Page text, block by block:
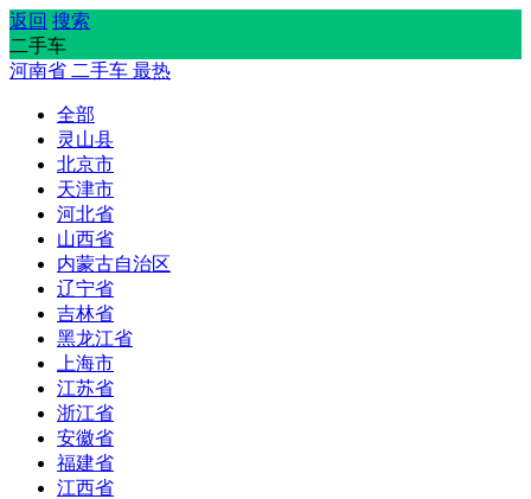
返回 搜索
二手车
河南省 二手车 最热
全部
灵山县
北京市
天津市
河北省
山西省
内蒙古自治区
辽宁省
吉林省
黑龙江省
上海市
江苏省
浙江省
安徽省
福建省
江西省